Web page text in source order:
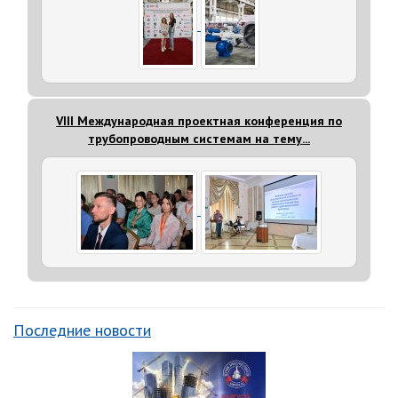
VIII Международная проектная конференция по
трубопроводным системам на тему...
Последние новости